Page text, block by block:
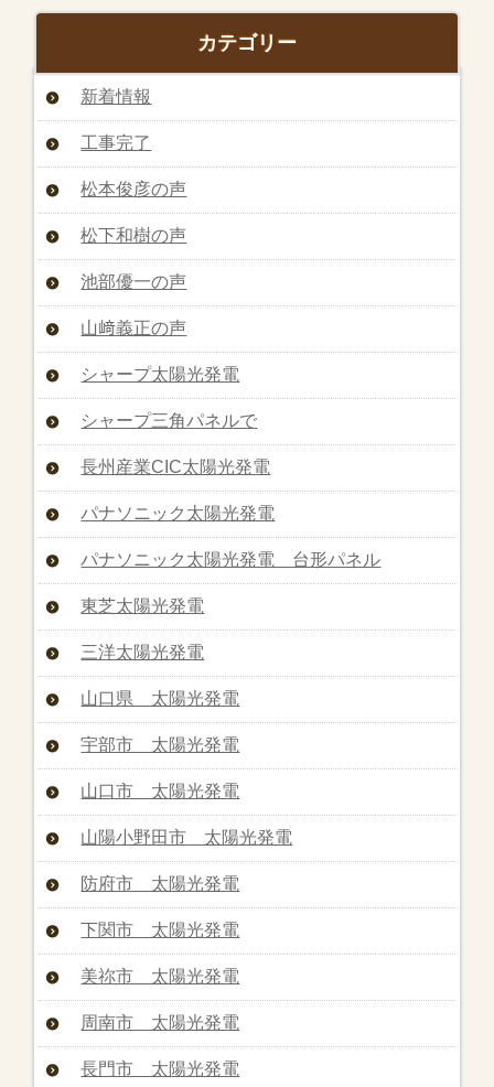
カテゴリー
新着情報
工事完了
松本俊彦の声
松下和樹の声
池部優一の声
山﨑義正の声
シャープ太陽光発電
シャープ三角パネルで
長州産業CIC太陽光発電
パナソニック太陽光発電
パナソニック太陽光発電 台形パネル
東芝太陽光発電
三洋太陽光発電
山口県 太陽光発電
宇部市 太陽光発電
山口市 太陽光発電
山陽小野田市 太陽光発電
防府市 太陽光発電
下関市 太陽光発電
美祢市 太陽光発電
周南市 太陽光発電
長門市 太陽光発電